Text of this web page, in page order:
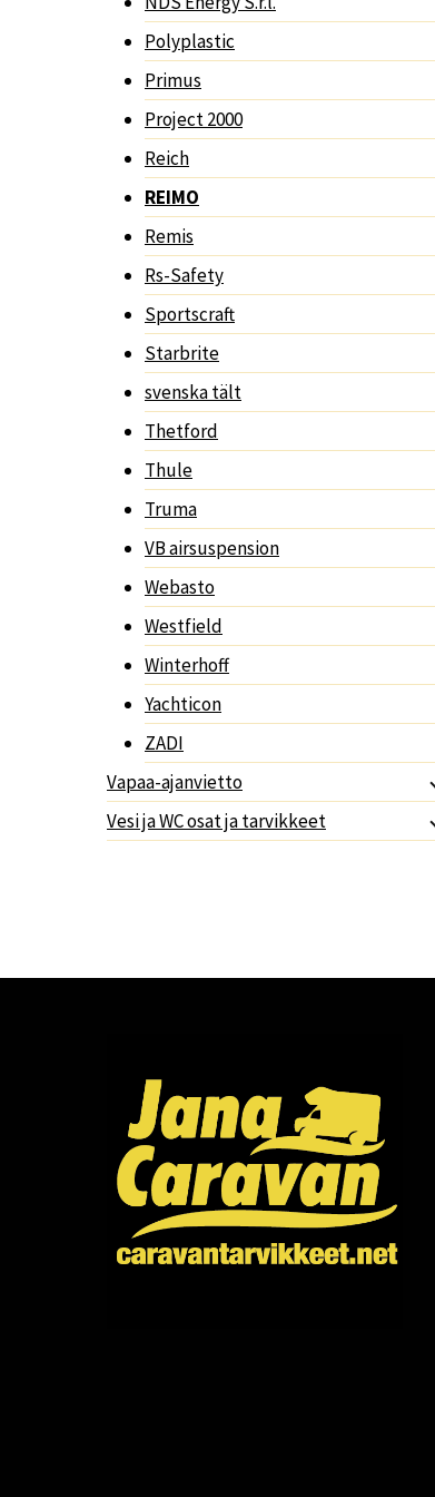
Polyplastic
Primus
Project 2000
Reich
REIMO
Remis
Rs-Safety
Sportscraft
Starbrite
svenska tält
Thetford
Thule
Truma
VB airsuspension
Webasto
Westfield
Winterhoff
Yachticon
ZADI
Vapaa-ajanvietto
Vesi ja WC osat ja tarvikkeet